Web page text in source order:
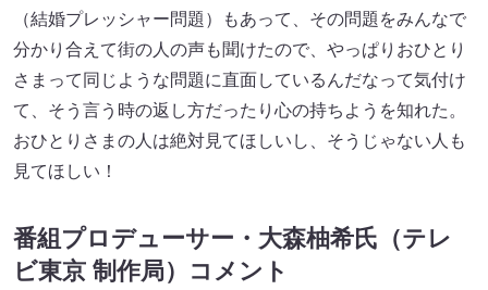
（結婚プレッシャー問題）もあって、その問題をみんなで
分かり合えて街の人の声も聞けたので、やっぱりおひとり
さまって同じような問題に直⾯しているんだなって気付け
て、そう言う時の返し方だったり心の持ちようを知れた。
おひとりさまの人は絶対見てほしいし、そうじゃない人も
見てほしい！
番組プロデューサー・大森柚希氏（テレ
ビ東京 制作局）コメント